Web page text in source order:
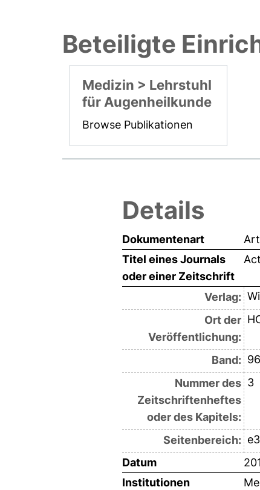
Beteiligte
Medizin > Lehrstuhl
für Augenheilkunde
Browse Publikationen
Details
Dokumentenart
Titel eines Journals
oder einer Zeitschrift
Verlag:
Ort der
Veröffentlichung:
Band: 96
Nummer des
Zeitschriftenheftes
oder des Kapitels:
3
Seitenbereich:
Datum
Institutionen